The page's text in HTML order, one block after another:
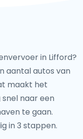
in Lifford?
aantal autos van
maakt het
naar een
te gaan.
in 3 stappen.